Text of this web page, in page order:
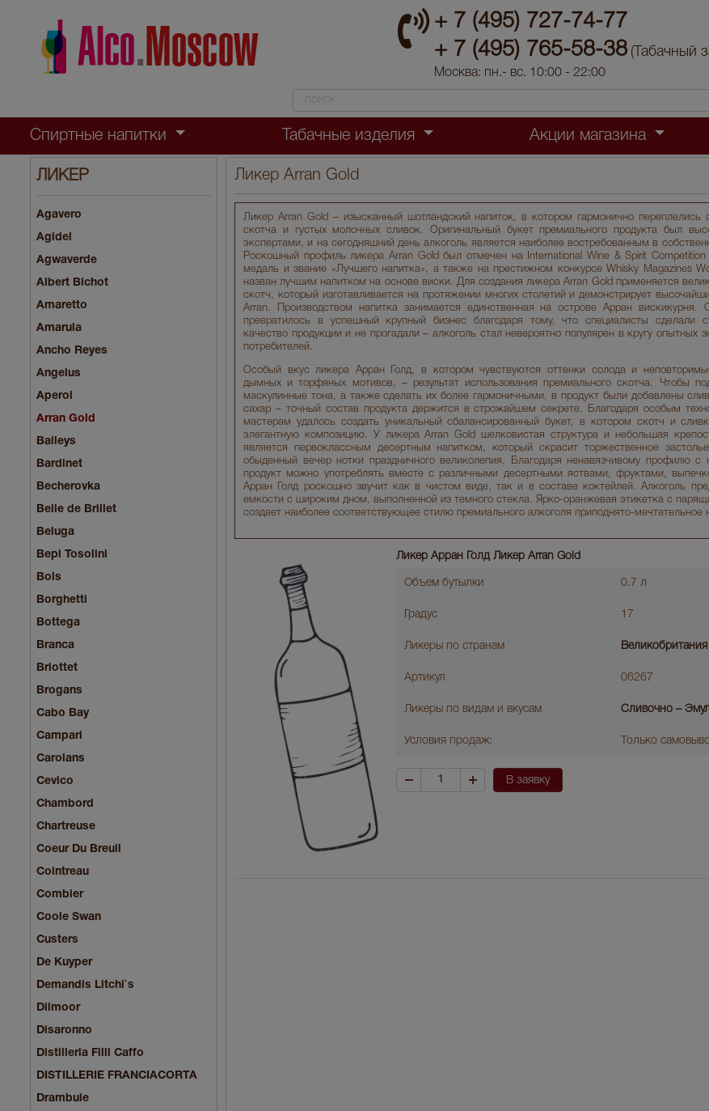
+ 7 (495) 727-74-77
+ 7 (495) 765-58-38 (Табачный
Москва: пн.- вс. 10:00 - 22:00
Спиртные напитки Табачные изделия Акции магазина
ЛИКЕР
Agavero
Agidel
Agwaverde
Albert Bichot
Amaretto
Amarula
Ancho Reyes
Angelus
Aperol
Arran Gold
Baileys
Bardinet
Becherovka
Belle de Brillet
Beluga
Bepi Tosolini
Bols
Borghetti
Bottega
Branca
Briottet
Brogans
Cabo Bay
Campari
Carolans
Cevico
Chambord
Chartreuse
Coeur Du Breuil
Cointreau
Combier
Coole Swan
Custers
De Kuyper
Demandis Litchi`s
Dilmoor
Disaronno
Distilleria Filli Caffo
DISTILLERIE FRANCIACORTA
Drambuie
Ликер Arran Gold
Ликер Arran Gold – изысканный шотландский напиток, в котором гармонично переплелись
скотча и густых молочных сливок. Оригинальный букет премиального продукта был
экспертами, и на сегодняшний день алкоголь является наиболее востребованным в
Роскошный профиль ликера Arran Gold был отмечен на International Wine & Spirit
медаль и звание «Лучшего напитка», а также на престижном конкурсе Whisky Magazines
назван лучшим напитком на основе виски. Для создания ликера Arran Gold применяется
скотч, который изготавливается на протяжении многих столетий и демонстрирует
Arran. Производством напитка занимается единственная на острове Арран вискикурня.
превратилось в успешный крупный бизнес благодаря тому, что специалисты сделали
качество продукции и не прогадали – алкоголь стал невероятно популярен в кругу опытных
потребителей.
Особый вкус ликера Арран Голд, в котором чувствуются оттенки солода и
дымных и торфяных мотивов, – результат использования премиального скотча. Чтобы
маскулинные тона, а также сделать их более гармоничными, в продукт были добавлены
сахар – точный состав продукта держится в строжайшем секрете. Благодаря особым
мастерам удалось создать уникальный сбалансированный букет, в котором скотч и
элегантную композицию. У ликера Arran Gold шелковистая структура и небольшая
является первоклассным десертным напитком, который скрасит торжественное
обыденный вечер нотки праздничного великолепия. Благодаря ненавязчивому профилю с
продукт можно употреблять вместе с различными десертными яствами, фруктами,
Арран Голд роскошно звучит как в чистом виде, так и в составе коктейлей. Алкоголь
емкости с широким дном, выполненной из темного стекла. Ярко-оранжевая этикетка с
создает наиболее соответствующее стилю премиального алкоголя приподнято-мечтательное
Ликер Арран Голд Ликер Arran Gold
Объем бутылки 0.7 л
Градус 17
Ликеры по странам Великобритания
Артикул 06267
Ликеры по видам и вкусам Сливочно –
Условия продаж: Только
В заявку